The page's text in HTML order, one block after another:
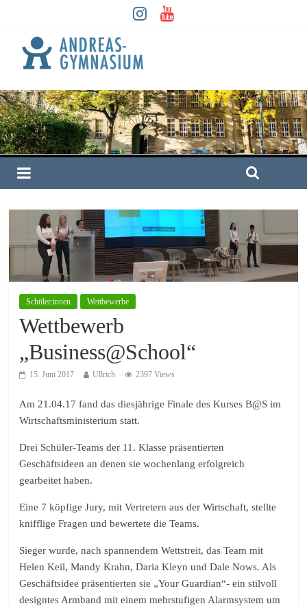
Schüler:innen Wettbewerbe
Wettbewerb
„Business@School“
15. Juni 2017 Ullrich 2397 Views
Am 21.04.17 fand das diesjährige Finale des Kurses B@S im
Wirtschaftsministerium statt.
Drei Schüler-Teams der 11. Klasse präsentierten
Geschäftsideen an denen sie wochenlang erfolgreich
gearbeitet haben.
Eine 7 köpfige Jury, mit Vertretern aus der Wirtschaft, stellte
knifflige Fragen und bewertete die Teams.
Sieger wurde, nach spannendem Wettstreit, das Team mit
Helen Keil, Mandy Krahn, Daria Kleyn und Dale Nows. Als
Geschäftsidee präsentierten sie „Your Guardian“- ein stilvoll
designtes Armband mit einem mehrstufigen Alarmsystem um